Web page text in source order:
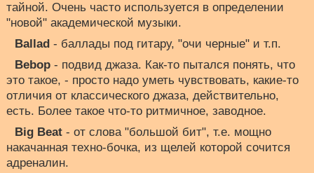
тайной. Очень часто используется в определении
"новой" академической музыки.
Ballad - баллады под гитару, "очи черные" и т.п.
Bebop - подвид джаза. Как-то пытался понять, что
это такое, - просто надо уметь чувствовать, какие-то
отличия от классического джаза, действительно,
есть. Более такое что-то ритмичное, заводное.
Big Beat - от слова "большой бит", т.е. мощно
накачанная техно-бочка, из щелей которой сочится
адреналин.